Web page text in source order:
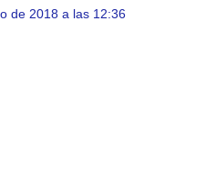
de 2018 a las 12:36